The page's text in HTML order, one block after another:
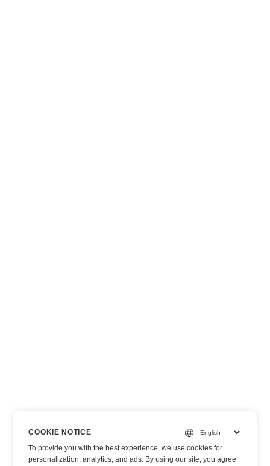
COOKIE NOTICE
To provide you with the best experience, we use cookies for
personalization, analytics, and ads. By using our site, you agree